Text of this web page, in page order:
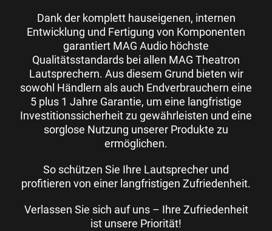
Dank der komplett hauseigenen, internen
Entwicklung und Fertigung von Komponenten
garantiert MAG Audio höchste
Qualitätsstandards bei allen MAG Theatron
Lautsprechern. Aus diesem Grund bieten wir
sowohl Händlern als auch Endverbrauchern eine
5 plus 1 Jahre Garantie, um eine langfristige
Investitionssicherheit zu gewährleisten und eine
sorglose Nutzung unserer Produkte zu
ermöglichen.
So schützen Sie Ihre Lautsprecher und
profitieren von einer langfristigen Zufriedenheit.
Verlassen Sie sich auf uns – Ihre Zufriedenheit
ist unsere Priorität!